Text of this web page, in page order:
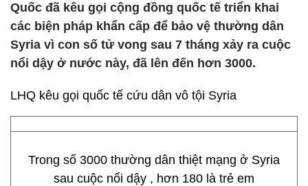
Quốc đã kêu gọi cộng đồng quốc tế triển khai
các biện pháp khẩn cấp để bảo vệ thường dân
Syria vì con số tử vong sau 7 tháng xảy ra cuộc
nổi dậy ở nước này, đã lên đến hơn 3000.
LHQ kêu gọi quốc tế cứu dân vô tội Syria
Trong số 3000 thường dân thiệt mạng ở Syria
sau cuộc nổi dậy , hơn 180 là trẻ em